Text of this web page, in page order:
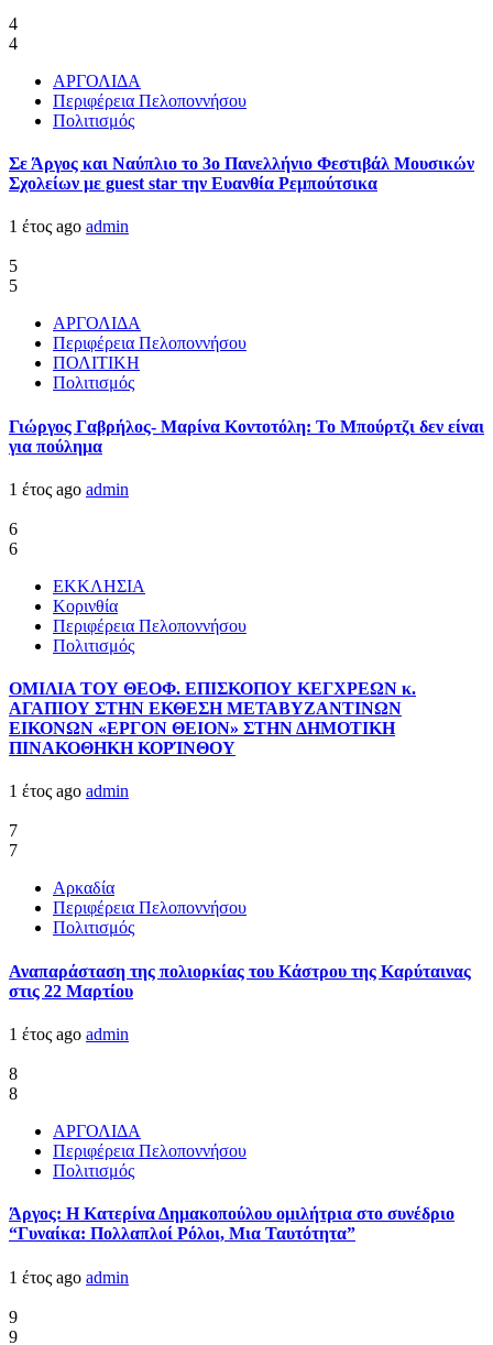
4
4
ΑΡΓΟΛΙΔΑ
Περιφέρεια Πελοποννήσου
Πολιτισμός
Σε Άργος και Ναύπλιο το 3ο Πανελλήνιο Φεστιβάλ Μουσικών
Σχολείων με guest star την Ευανθία Ρεμπούτσικα
1 έτος ago admin
5
5
ΑΡΓΟΛΙΔΑ
Περιφέρεια Πελοποννήσου
ΠΟΛΙΤΙΚΗ
Πολιτισμός
Γιώργος Γαβρήλος- Μαρίνα Κοντοτόλη: Το Μπούρτζι δεν είναι
για πούλημα
1 έτος ago admin
6
6
ΕΚΚΛΗΣΙΑ
Κορινθία
Περιφέρεια Πελοποννήσου
Πολιτισμός
ΟΜΙΛΙΑ ΤΟΥ ΘΕΟΦ. ΕΠΙΣΚΟΠΟΥ ΚΕΓΧΡΕΩΝ κ.
ΑΓΑΠΙΟΥ ΣΤΗΝ ΕΚΘΕΣΗ ΜΕΤΑΒΥΖΑΝΤΙΝΩΝ
ΕΙΚΟΝΩΝ «ΕΡΓΟΝ ΘΕΙΟΝ» ΣΤΗΝ ΔΗΜΟΤΙΚΗ
ΠΙΝΑΚΟΘΗΚΗ ΚΟΡΊΝΘΟΥ
1 έτος ago admin
7
7
Αρκαδία
Περιφέρεια Πελοποννήσου
Πολιτισμός
Αναπαράσταση της πολιορκίας του Κάστρου της Καρύταινας
στις 22 Μαρτίου
1 έτος ago admin
8
8
ΑΡΓΟΛΙΔΑ
Περιφέρεια Πελοποννήσου
Πολιτισμός
Άργος: Η Κατερίνα Δημακοπούλου ομιλήτρια στο συνέδριο
“Γυναίκα: Πολλαπλοί Ρόλοι, Μια Ταυτότητα”
1 έτος ago admin
9
9